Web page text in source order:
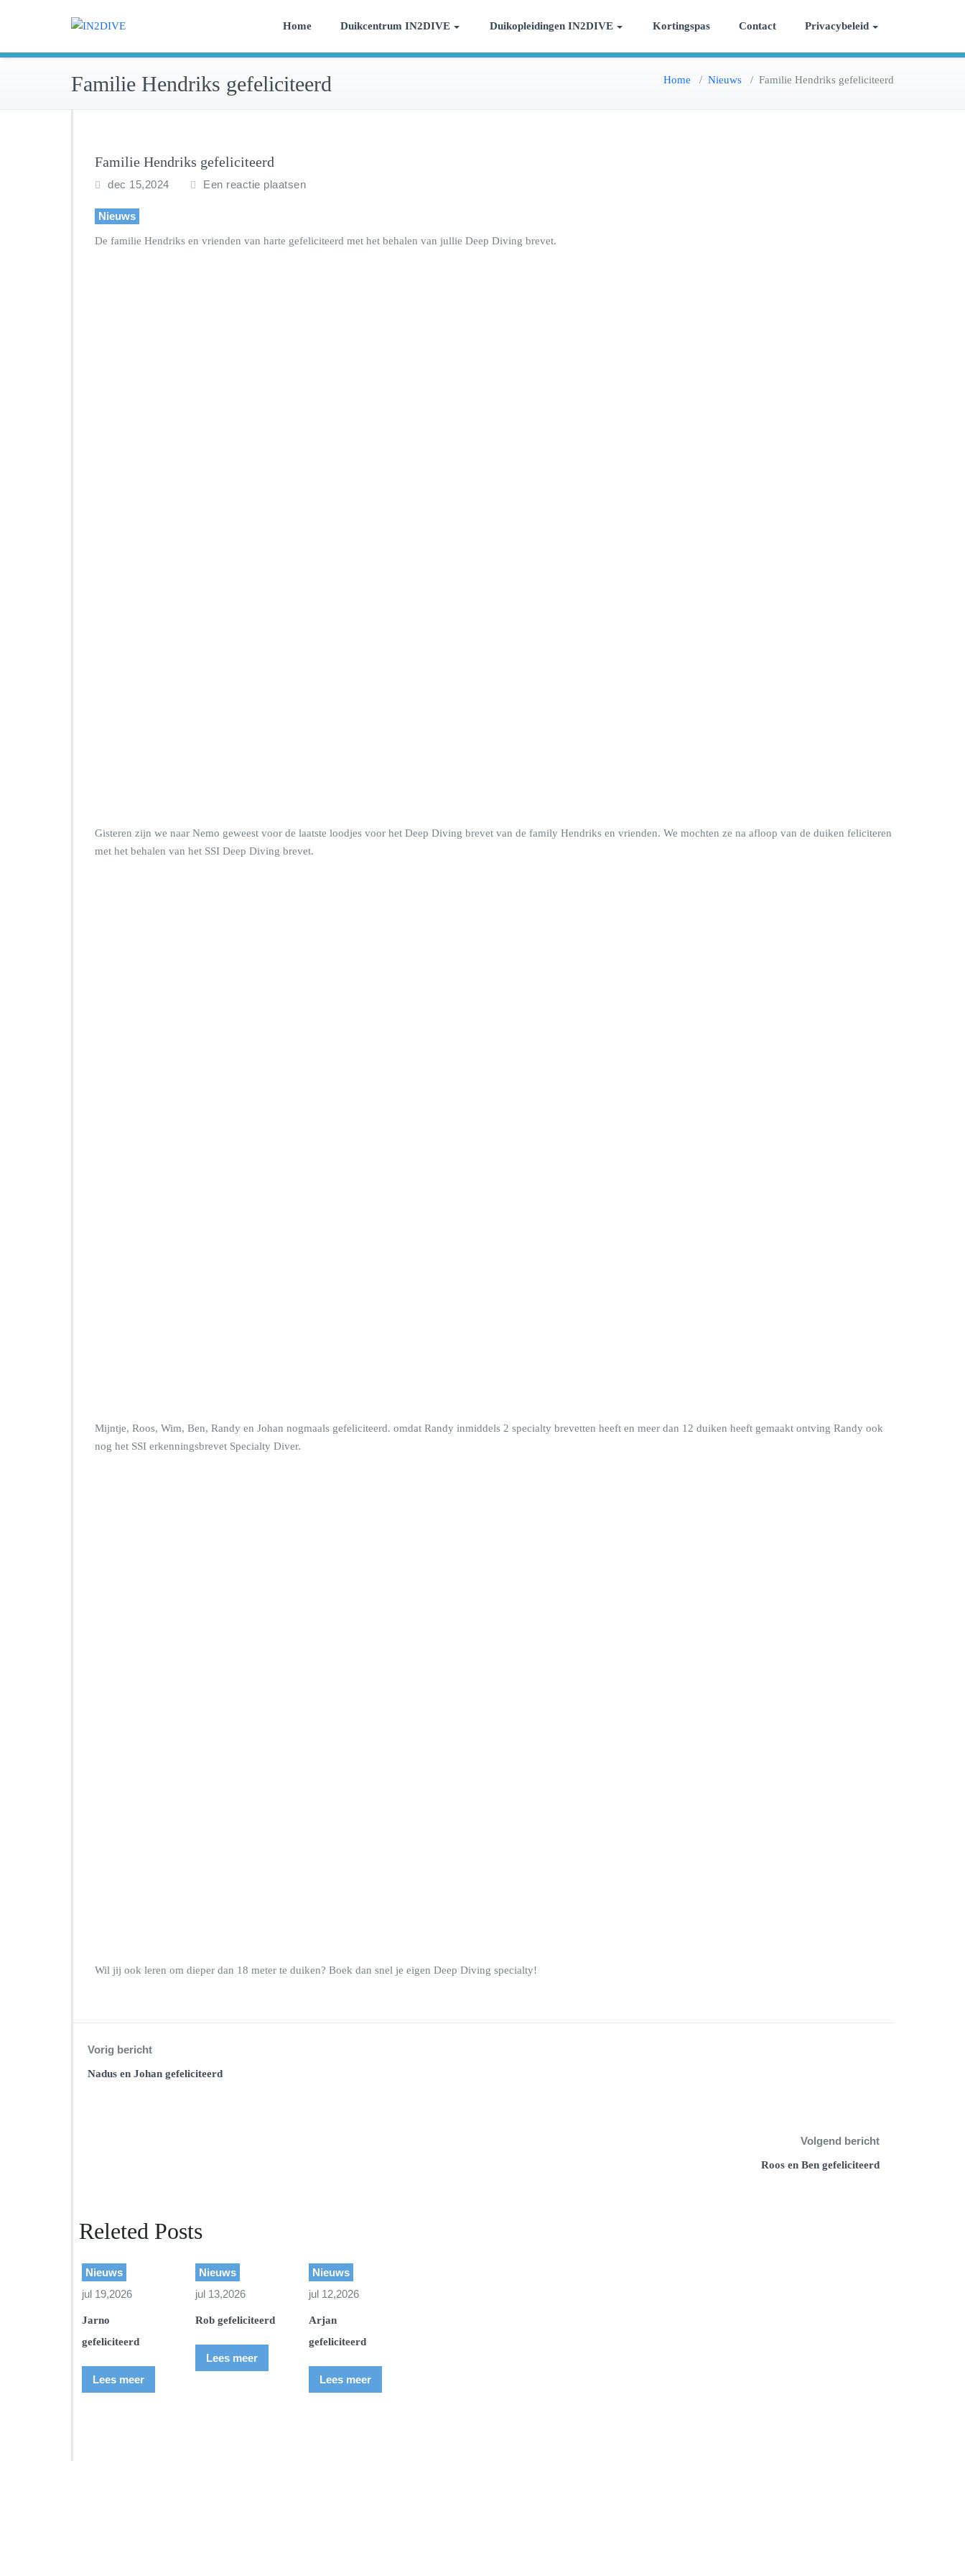
Instructeurs met passie voor duiken
Home Duikcentrum IN2DIVE Duikopleidingen IN2DIVE Kortingspas Contact Privacybeleid
Familie Hendriks gefeliciteerd Home / Nieuws / Familie Hendriks gefeliciteerd
Familie Hendriks gefeliciteerd
dec 15,2024 Een reactie plaatsen
Nieuws
De familie Hendriks en vrienden van harte gefeliciteerd met het behalen van jullie Deep Diving brevet.
Gisteren zijn we naar Nemo geweest voor de laatste loodjes voor het Deep Diving brevet van de family Hendriks en vrienden. We mochten ze na afloop van de duiken feliciteren
met het behalen van het SSI Deep Diving brevet.
Mijntje, Roos, Wim, Ben, Randy en Johan nogmaals gefeliciteerd. omdat Randy inmiddels 2 specialty brevetten heeft en meer dan 12 duiken heeft gemaakt ontving Randy ook
nog het SSI erkenningsbrevet Specialty Diver.
Wil jij ook leren om dieper dan 18 meter te duiken? Boek dan snel je eigen Deep Diving specialty!
Vorig bericht
Nadus en Johan gefeliciteerd
Volgend bericht
Roos en Ben gefeliciteerd
Releted Posts
Nieuws
jul 19,2026
Jarno
gefeliciteerd
Lees meer
Nieuws
jul 13,2026
Rob gefeliciteerd
Lees meer
Nieuws
jul 12,2026
Arjan
gefeliciteerd
Lees meer